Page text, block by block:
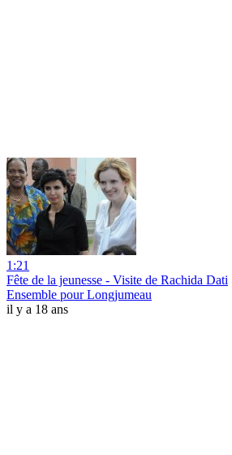
1:21
Fête de la jeunesse - Visite de Rachida Dati
Ensemble pour Longjumeau
il y a 18 ans